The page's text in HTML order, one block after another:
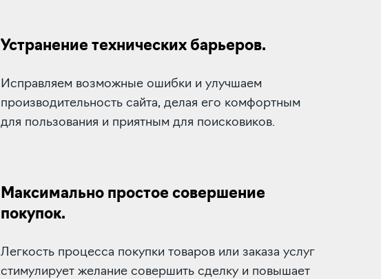
Устранение технических барьеров.
Исправляем возможные ошибки и улучшаем
производительность сайта, делая его комфортным
для пользования и приятным для поисковиков.
Максимально простое совершение
покупок.
Легкость процесса покупки товаров или заказа услуг
стимулирует желание совершить сделку и повышает